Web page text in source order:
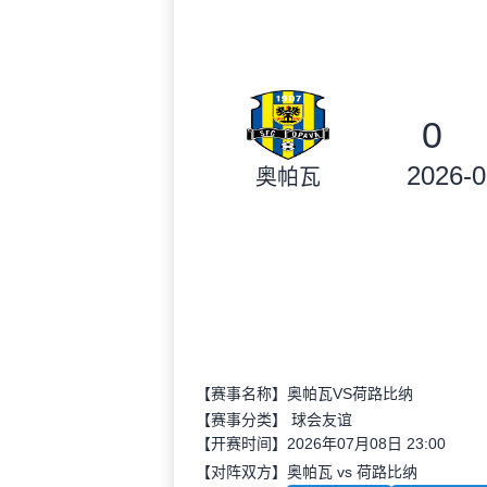
奥帕瓦
0
2026-
【赛事名称】奥帕瓦VS荷路比纳
【赛事分类】 球会友谊
【开赛时间】2026年07月08日 23:00
【对阵双方】奥帕瓦 vs 荷路比纳